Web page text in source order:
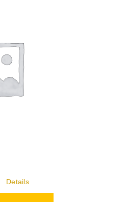
Details